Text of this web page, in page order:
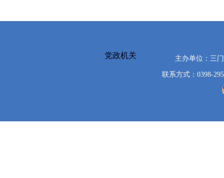
党政机关 主办单位：三
联系方式：0398-